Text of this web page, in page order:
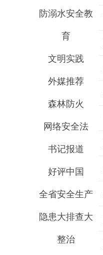
防溺水安全教
育
文明实践
外媒推荐
森林防火
网络安全法
书记报道
好评中国
全省安全生产
隐患大排查大
整治